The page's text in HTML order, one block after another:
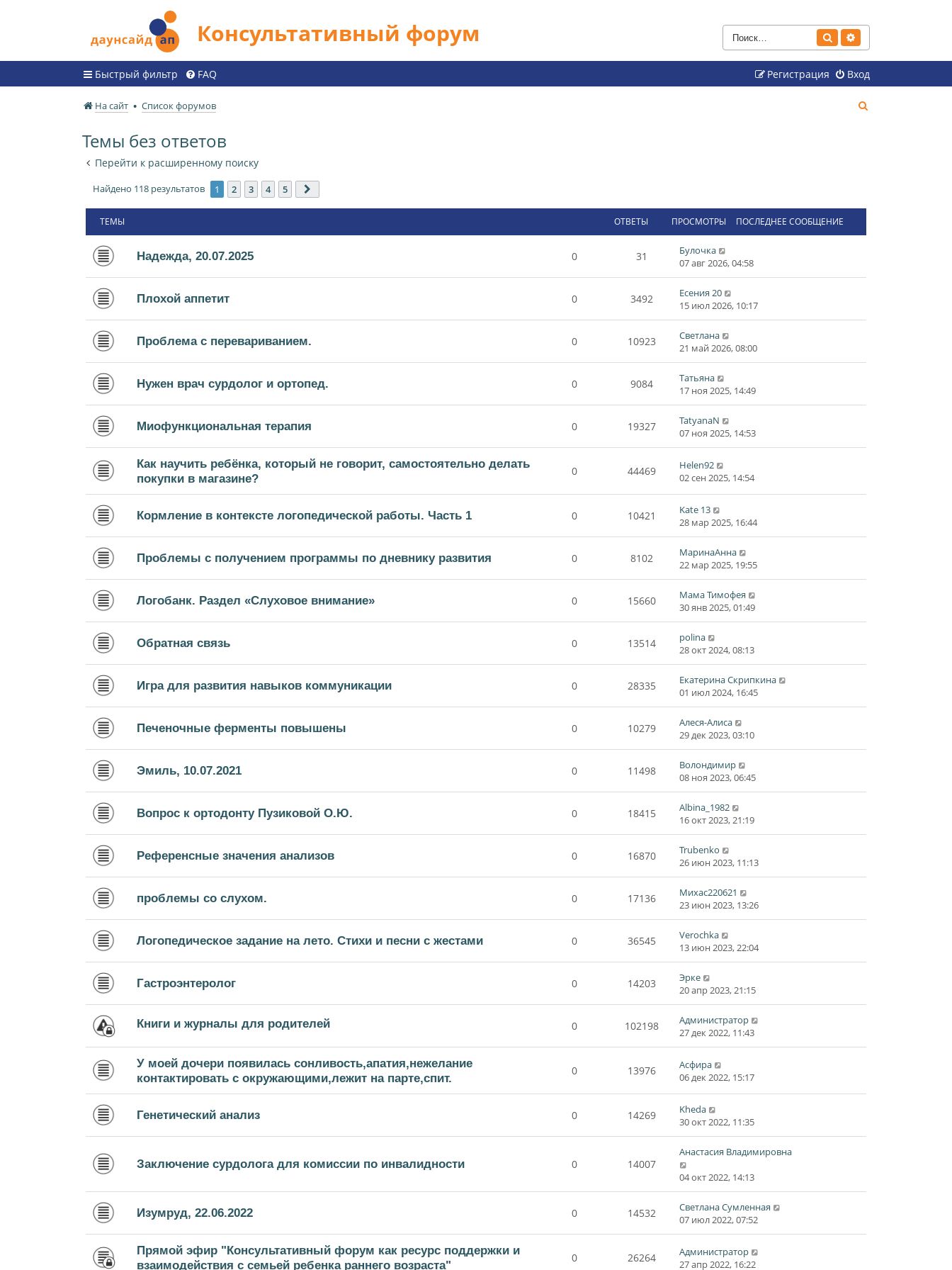
Консультативный форум Поиск
Быстрый фильтр FAQ Вход
Регистрация
На сайт Список форумов
Темы без ответов
Перейти к расширенному поиску
Найдено 118 результатов 1 2 3 4 5
ТЕМЫ ОТВЕТЫ ПРОСМОТРЫ ПОСЛЕДНЕЕ СООБЩЕНИЕ
Надежда, 20.07.2025 0 31
Булочка
07 авг 2026, 04:58
Плохой аппетит 0 3492
Есения 20
15 июл 2026, 10:17
Проблема с перевариванием. 0 10923
Светлана
21 май 2026, 08:00
Нужен врач сурдолог и ортопед. 0 9084
Татьяна
17 ноя 2025, 14:49
Миофункциональная терапия 0 19327
TatyanaN
07 ноя 2025, 14:53
Как научить ребёнка, который не говорит, самостоятельно делать
покупки в магазине?
0 44469
Helen92
02 сен 2025, 14:54
Кормление в контексте логопедической работы. Часть 1 0 10421
Kate 13
28 мар 2025, 16:44
Проблемы с получением программы по дневнику развития 0 8102
МаринаАнна
22 мар 2025, 19:55
Логобанк. Раздел «Слуховое внимание» 0 15660
Мама Тимофея
30 янв 2025, 01:49
Обратная связь 0 13514
polina
28 окт 2024, 08:13
Игра для развития навыков коммуникации 0 28335
Екатерина Скрипкина
01 июл 2024, 16:45
Печеночные ферменты повышены 0 10279
Алеся-Алиса
29 дек 2023, 03:10
Эмиль, 10.07.2021 0 11498
Волондимир
08 ноя 2023, 06:45
Вопрос к ортодонту Пузиковой О.Ю. 0 18415
Albina_1982
16 окт 2023, 21:19
Референсные значения анализов 0 16870
Trubenko
26 июн 2023, 11:13
проблемы со слухом. 0 17136
Михас220621
23 июн 2023, 13:26
Логопедическое задание на лето. Стихи и песни с жестами 0 36545
Verochka
13 июн 2023, 22:04
Гастроэнтеролог 0 14203
Эрке
20 апр 2023, 21:15
Книги и журналы для родителей 0 102198
Администратор
27 дек 2022, 11:43
У моей дочери появилась сонливость,апатия,нежелание
контактировать с окружающими,лежит на парте,спит.
0 13976
Асфира
06 дек 2022, 15:17
Генетический анализ 0 14269
Kheda
30 окт 2022, 11:35
Заключение сурдолога для комиссии по инвалидности 0 14007
Анастасия Владимировна
04 окт 2022, 14:13
Изумруд, 22.06.2022 0 14532
Светлана Сумленная
07 июл 2022, 07:52
Прямой эфир "Консультативный форум как ресурс поддержки и
взаимодействия с семьей ребенка раннего возраста"
0 26264
Администратор
27 апр 2022, 16:22